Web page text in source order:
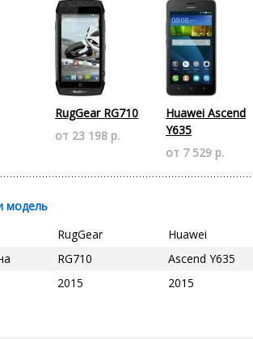
RugGear RG710
от 23 198 р.
Huawei Ascend
Y635
от 7 529 р.
модель
RugGear
Huawei
RG710
Ascend Y635
2015 2015